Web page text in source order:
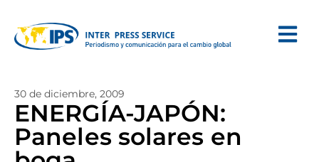
30 de diciembre, 2009
ENERGÍA-JAPÓN:
Paneles solares en